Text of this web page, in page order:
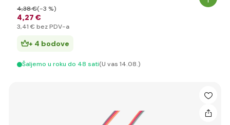
4,27 €
4,38 €(-3 %)
3,41 € bez PDV-a
+ 4 bodove
Šaljemo u roku do 48 sati(U vas 14.08.)